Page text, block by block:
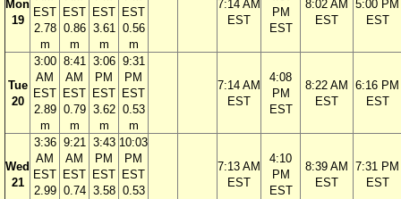
Mon
19
EST
2.78
m
EST
0.86
m
EST
3.61
m
EST
0.56
m
7:14 AM
EST
PM
EST
8:02 AM
EST
5:00 PM
EST
Tue
20
3:00
AM
EST
2.89
m
8:41
AM
EST
0.79
m
3:06
PM
EST
3.62
m
9:31
PM
EST
0.53
m
7:14 AM
EST
4:08
PM
EST
8:22 AM
EST
6:16 PM
EST
Wed
21
3:36
AM
EST
2.99
9:21
AM
EST
0.74
3:43
PM
EST
3.58
10:03
PM
EST
0.53
7:13 AM
EST
4:10
PM
EST
8:39 AM
EST
7:31 PM
EST